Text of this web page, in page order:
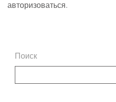
авторизоваться.
Поиск